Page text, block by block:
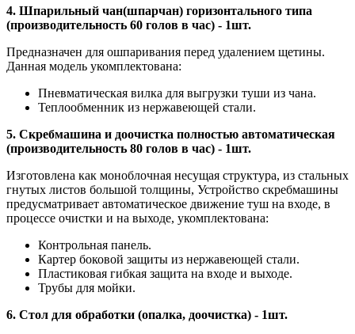
4. Шпарильный чан(шпарчан) горизонтального типа
(производительность 60 голов в час) - 1шт.
Предназначен для ошпаривания перед удалением щетины.
Данная модель укомплектована:
Пневматическая вилка для выгрузки туши из чана.
Теплообменник из нержавеющей стали.
5. Скребмашина и доочистка полностью автоматическая
(производительность 80 голов в час) - 1шт.
Изготовлена как моноблочная несущая структура, из стальных
гнутых листов большой толщины, Устройство скребмашины
предусматривает автоматическое движение туш на входе, в
процессе очистки и на выходе, укомплектована:
Контрольная панель.
Картер боковой защиты из нержавеющей стали.
Пластиковая гибкая защита на входе и выходе.
Трубы для мойки.
6. Стол для обработки (опалка, доочистка) - 1шт.